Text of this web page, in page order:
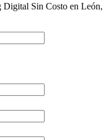
Digital Sin Costo en León,